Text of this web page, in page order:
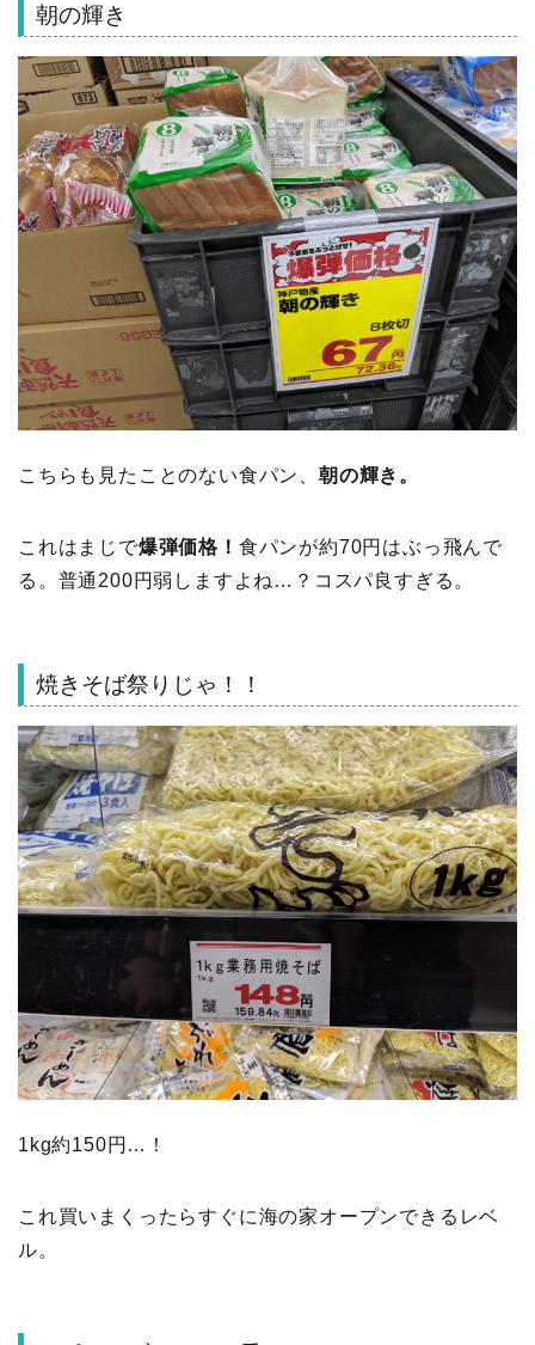
朝の輝き
こちらも見たことのない食パン、 朝の輝き。
これはまじで爆弾価格！ 食パンが約70円はぶっ飛んで
る。普通200円弱しますよね…？コスパ良すぎる。
焼きそば祭りじゃ！！
1kg約150円…！
これ買いまくったらすぐに海の家オープンできるレベ
ル。